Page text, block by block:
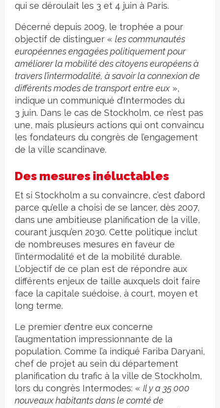
qui se déroulait les 3 et 4 juin à Paris.
Décerné depuis 2009, le trophée a pour
objectif de distinguer « les communautés
européennes engagées politiquement pour
améliorer la mobilité des citoyens européens à
travers l’intermodalité, à savoir la connexion de
différents modes de transport entre eux »,
indique un communiqué d’Intermodes du
3 juin. Dans le cas de Stockholm, ce n’est pas
une, mais plusieurs actions qui ont convaincu
les fondateurs du congrès de l’engagement
de la ville scandinave.
Des mesures inéluctables
Et si Stockholm a su convaincre, c’est d’abord
parce qu’elle a choisi de se lancer, dès 2007,
dans une ambitieuse planification de la ville,
courant jusqu’en 2030. Cette politique inclut
de nombreuses mesures en faveur de
l’intermodalité et de la mobilité durable.
L’objectif de ce plan est de répondre aux
différents enjeux de taille auxquels doit faire
face la capitale suédoise, à court, moyen et
long terme.
Le premier d’entre eux concerne
l’augmentation impressionnante de la
population. Comme l’a indiqué Fariba Daryani,
chef de projet au sein du département
planification du trafic à la ville de Stockholm,
lors du congrès Intermodes: « Il y a 35 000
nouveaux habitants dans le comté de